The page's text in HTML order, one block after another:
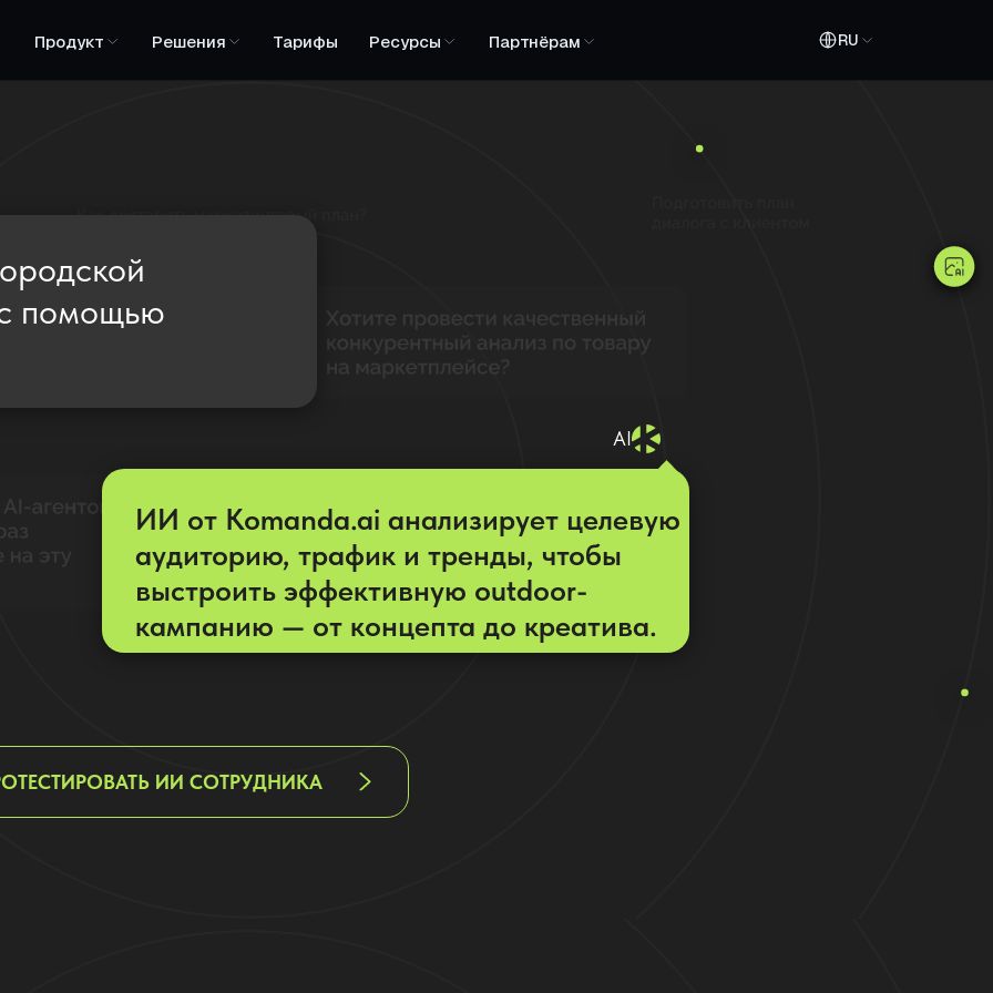
Продукт Решения Тарифы Ресурсы Партнёрам RU
помощью
ИИ СОТРУДНИКА
AI
ИИ от Komanda.ai анализирует целевую
аудиторию, трафик и тренды, чтобы
выстроить эффективную outdoor-
кампанию — от концепта до креатива.